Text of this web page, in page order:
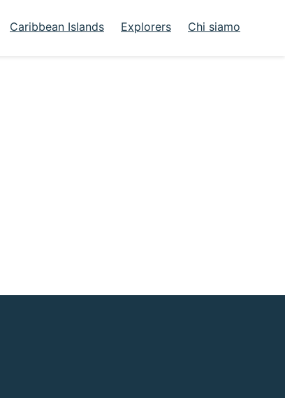
Caribbean Islands Explorers Chi siamo